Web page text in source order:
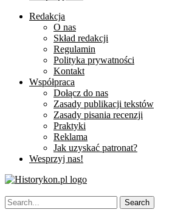
Redakcja
O nas
Skład redakcji
Regulamin
Polityka prywatności
Kontakt
Współpraca
Dołącz do nas
Zasady publikacji tekstów
Zasady pisania recenzji
Praktyki
Reklama
Jak uzyskać patronat?
Wesprzyj nas!